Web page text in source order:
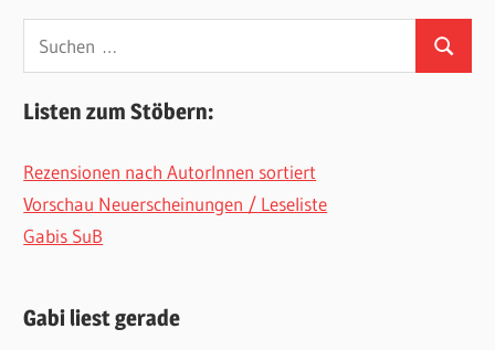
Suchen
nach:
Suchen
Listen zum Stöbern:
Rezensionen nach AutorInnen sortiert
Vorschau Neuerscheinungen / Leseliste
Gabis SuB
Gabi liest gerade